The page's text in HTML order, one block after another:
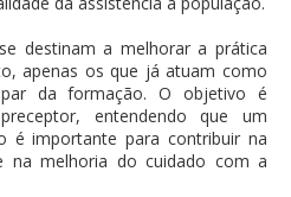
destinam a melhorar a prática
apenas os que já atuam como
da formação. O objetivo é
entendendo que um
é importante para contribuir na
na melhoria do cuidado com a